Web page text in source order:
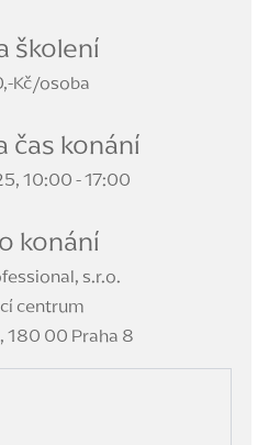
školení
Kč/osoba
čas konání
10:00 - 17:00
konání
s.r.o.
centrum
180 00 Praha 8